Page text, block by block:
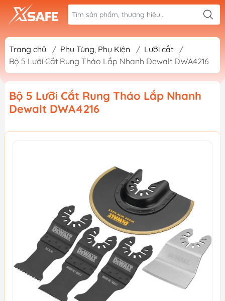
Trang chủ / Phụ Tùng, Phụ Kiện / Lưỡi cắt
/
Bộ 5 Lưỡi Cắt Rung Tháo Lắp Nhanh Dewalt DWA4216
Bộ 5 Lưỡi Cắt Rung Tháo Lắp Nhanh
Dewalt DWA4216